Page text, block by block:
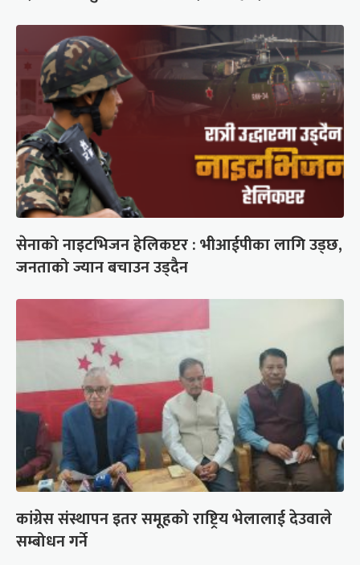
सेनाको नाइटभिजन हेलिकप्टर : भीआईपीका लागि उड्छ,
जनताको ज्यान बचाउन उड्दैन
कांग्रेस संस्थापन इतर समूहको राष्ट्रिय भेलालाई देउवाले
सम्बोधन गर्ने